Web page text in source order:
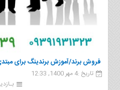
فروش برند/آموزش برندینگ برای
تاریخ :4 مهر 1400, 12:33
بـازدید